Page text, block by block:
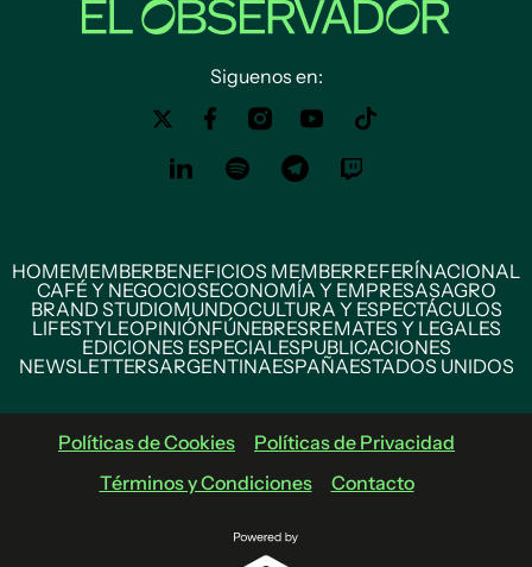
Siguenos en:
HOMEMEMBERBENEFICIOS MEMBERREFERÍNACIONAL
CAFÉ Y NEGOCIOSECONOMÍA Y EMPRESASAGRO
BRAND STUDIOMUNDOCULTURA Y ESPECTÁCULOS
LIFESTYLEOPINIÓNFÚNEBRESREMATES Y LEGALES
EDICIONES ESPECIALESPUBLICACIONES
NEWSLETTERSARGENTINAESPAÑAESTADOS UNIDOS
Políticas de Cookies
Políticas de Privacidad
Términos y Condiciones
Contacto